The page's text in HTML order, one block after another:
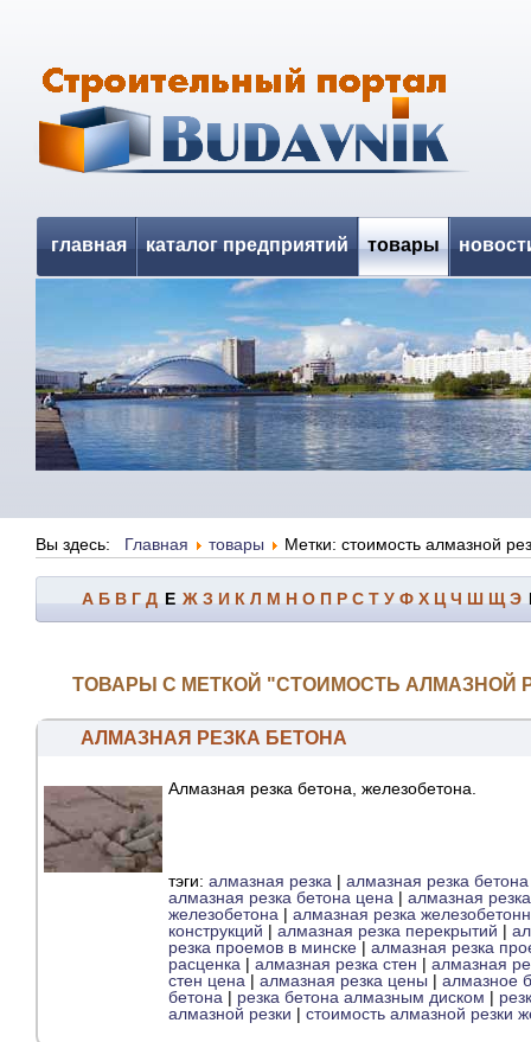
главная каталог предприятий товары
Вы здесь: Главная товары Метки: стоимость алмазной
А Б В Г Д Е Ж З И К Л М Н О П Р С Т У Ф Х Ц Ч Ш Щ Э
ТОВАРЫ С МЕТКОЙ "СТОИМОСТЬ АЛМАЗНОЙ
АЛМАЗНАЯ РЕЗКА БЕТОНА
Алмазная резка бетона, железобетона.
тэги: алмазная резка | алмазная резка бетона
алмазная резка бетона цена | алмазная
железобетона | алмазная резка
конструкций | алмазная резка перекрытий |
резка проемов в минске | алмазная резка
расценка | алмазная резка стен | алмазная
стен цена | алмазная резка цены | алмазное
бетона | резка бетона алмазным диском |
алмазной резки | стоимость алмазной резки